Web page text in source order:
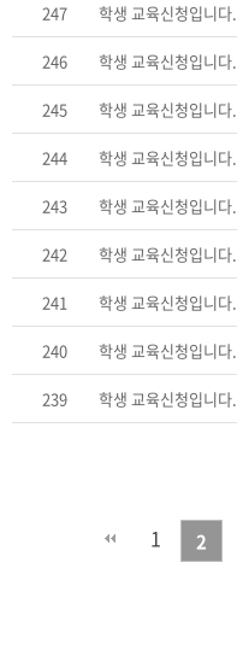
247 학생 교육신청입니다.
246 학생 교육신청입니다.
245 학생 교육신청입니다.
244 학생 교육신청입니다.
243 학생 교육신청입니다.
242 학생 교육신청입니다.
241 학생 교육신청입니다.
240 학생 교육신청입니다.
239 학생 교육신청입니다.
1 2